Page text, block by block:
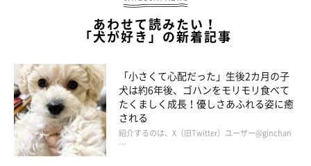
あわせて読みたい！
「犬が好き」の新着記事
「小さくて心配だった」生後2カ月の子
犬は約6年後、ゴハンをモリモリ食べて
たくましく成長！優しさあふれる姿に癒
される
紹介するのは、X（旧Twitter）ユーザー@ginchan
…